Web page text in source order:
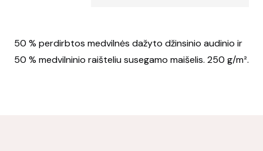
50 % perdirbtos medvilnės dažyto džinsinio audinio ir
50 % medvilninio raišteliu susegamo maišelis. 250 g/m².